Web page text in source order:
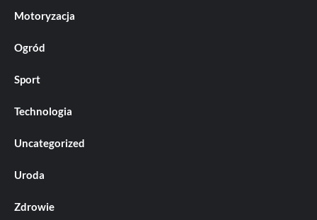
Motoryzacja
Ogród
Sport
Technologia
Uncategorized
Uroda
Zdrowie